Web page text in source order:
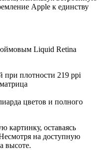
Apple к единству
Liquid Retina
при плотности 219 ppi
цветов и полного
картинку, оставаясь
на доступную
высоте.